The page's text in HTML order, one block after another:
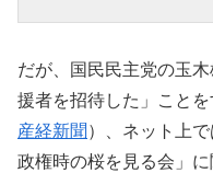
だが、国民民主党の玉
援者を招待した」こと
産経新聞 ）、ネット上
政権時の桜を見る会」